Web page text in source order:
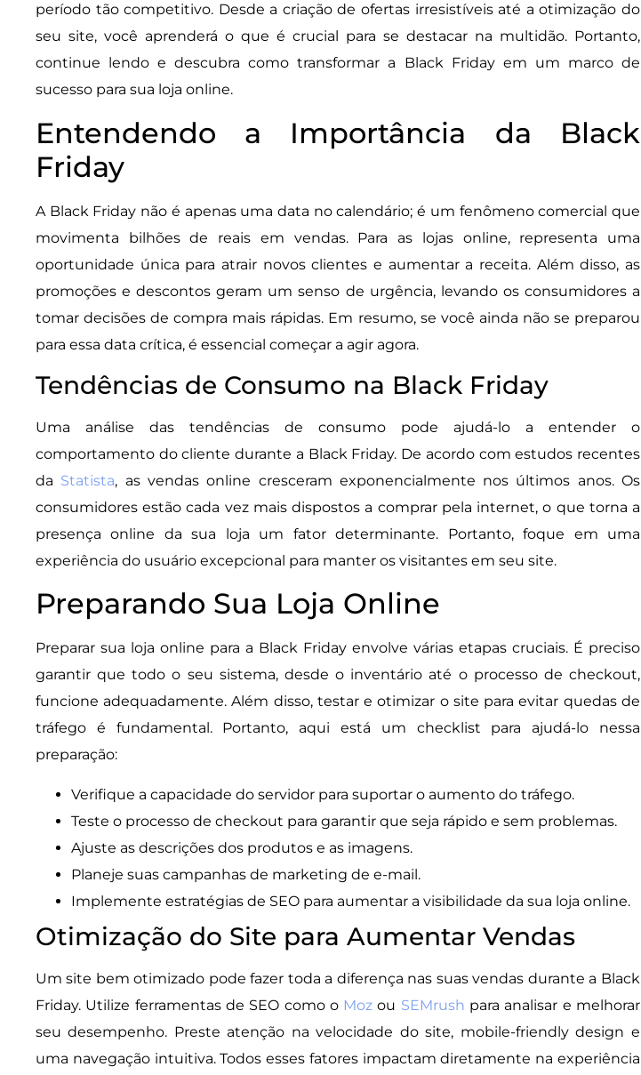
período tão competitivo. Desde a criação de ofertas irresistíveis até a otimização do
seu site, você aprenderá o que é crucial para se destacar na multidão. Portanto,
continue lendo e descubra como transformar a Black Friday em um marco de
sucesso para sua loja online.
Entendendo a Importância da Black
Friday
A Black Friday não é apenas uma data no calendário; é um fenômeno comercial que
movimenta bilhões de reais em vendas. Para as lojas online, representa uma
oportunidade única para atrair novos clientes e aumentar a receita. Além disso, as
promoções e descontos geram um senso de urgência, levando os consumidores a
tomar decisões de compra mais rápidas. Em resumo, se você ainda não se preparou
para essa data crítica, é essencial começar a agir agora.
Tendências de Consumo na Black Friday
Uma análise das tendências de consumo pode ajudá-lo a entender o
comportamento do cliente durante a Black Friday. De acordo com estudos recentes
da Statista, as vendas online cresceram exponencialmente nos últimos anos. Os
consumidores estão cada vez mais dispostos a comprar pela internet, o que torna a
presença online da sua loja um fator determinante. Portanto, foque em uma
experiência do usuário excepcional para manter os visitantes em seu site.
Preparando Sua Loja Online
Preparar sua loja online para a Black Friday envolve várias etapas cruciais. É preciso
garantir que todo o seu sistema, desde o inventário até o processo de checkout,
funcione adequadamente. Além disso, testar e otimizar o site para evitar quedas de
tráfego é fundamental. Portanto, aqui está um checklist para ajudá-lo nessa
preparação:
Verifique a capacidade do servidor para suportar o aumento do tráfego.
Teste o processo de checkout para garantir que seja rápido e sem problemas.
Ajuste as descrições dos produtos e as imagens.
Planeje suas campanhas de marketing de e-mail.
Implemente estratégias de SEO para aumentar a visibilidade da sua loja online.
Otimização do Site para Aumentar Vendas
Um site bem otimizado pode fazer toda a diferença nas suas vendas durante a Black
Friday. Utilize ferramentas de SEO como o Moz ou SEMrush para analisar e melhorar
seu desempenho. Preste atenção na velocidade do site, mobile-friendly design e
uma navegação intuitiva. Todos esses fatores impactam diretamente na experiência